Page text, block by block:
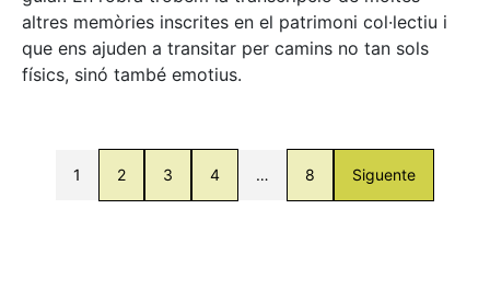
altres memòries inscrites en el patrimoni col·lectiu i
que ens ajuden a transitar per camins no tan sols
físics, sinó també emotius.
1 2 3 4 … 8 Siguente